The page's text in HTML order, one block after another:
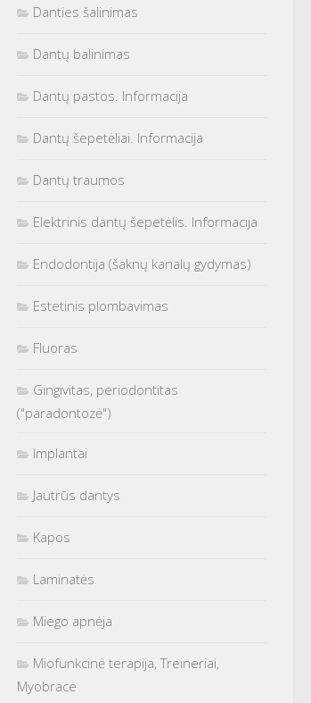
Danties šalinimas
Dantų balinimas
Dantų pastos. Informacija
Dantų šepetėliai. Informacija
Dantų traumos
Elektrinis dantų šepetėlis. Informacija
Endodontija (šaknų kanalų gydymas)
Estetinis plombavimas
Fluoras
Gingivitas, periodontitas
("paradontozė")
Implantai
Jautrūs dantys
Kapos
Laminatės
Miego apnėja
Miofunkcinė terapija, Treineriai,
Myobrace